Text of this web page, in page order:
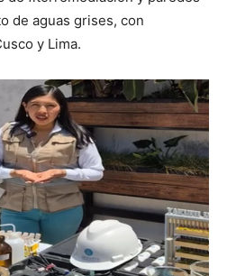
de aguas grises, con
y Lima.